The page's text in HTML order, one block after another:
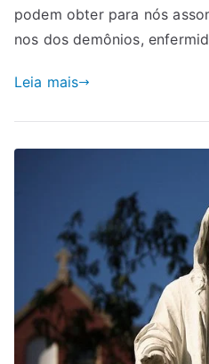
podem obter para nós
nos dos demônios,
Leia mais